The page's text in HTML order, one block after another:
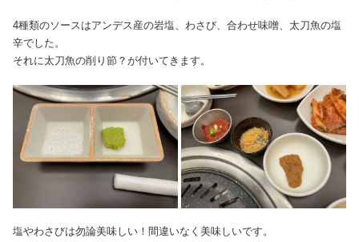
4種類のソースはアンデス産の岩塩、わさび、合わせ味噌、太刀魚の塩
辛でした。
それに太刀魚の削り節？が付いてきます。
塩やわさびは勿論美味しい！間違いなく美味しいです。